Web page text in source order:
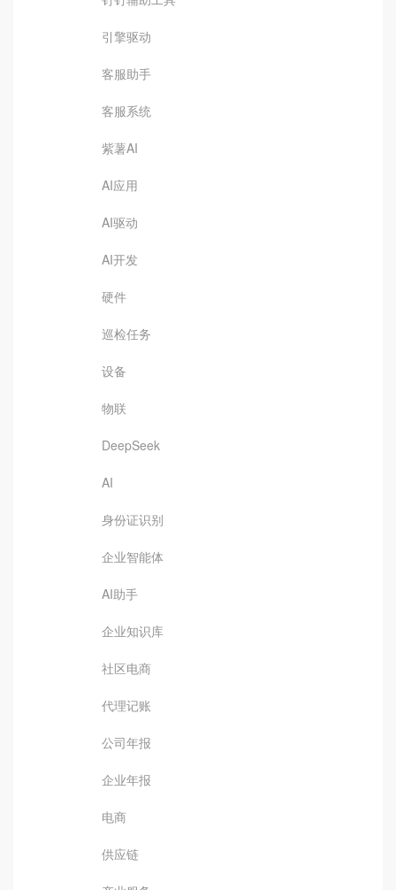
引擎驱动
客服助手
客服系统
紫薯AI
AI应用
AI驱动
AI开发
硬件
巡检任务
设备
物联
DeepSeek
AI
身份证识别
企业智能体
AI助手
企业知识库
社区电商
代理记账
公司年报
企业年报
电商
供应链